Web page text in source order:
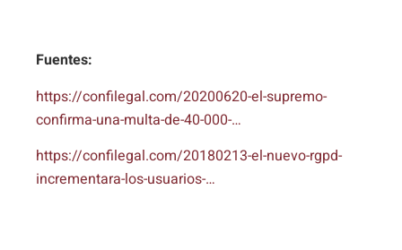
Fuentes:
https://confilegal.com/20200620-el-supremo-
confirma-una-multa-de-40-000-…
https://confilegal.com/20180213-el-nuevo-rgpd-
incrementara-los-usuarios-…